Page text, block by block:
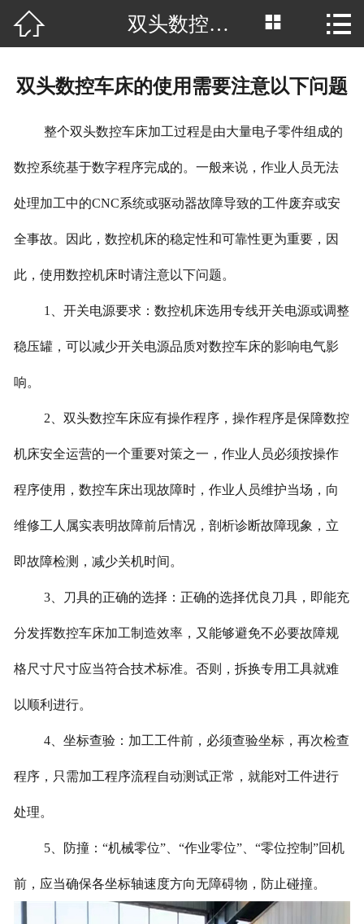
网站首页
荣誉资质
联系我们
 双头数控车床的使用需要注意以下问题  
双头数控车床的使用需要注意以下问题
整个双头数控车床加工过程是由大量电子零件组成的
数控系统基于数字程序完成的。一般来说，作业人员无法
处理加工中的CNC系统或驱动器故障导致的工件废弃或安
全事故。因此，数控机床的稳定性和可靠性更为重要，因
此，使用数控机床时请注意以下问题。
1、开关电源要求：数控机床选用专线开关电源或调整
稳压罐，可以减少开关电源品质对数控车床的影响电气影
响。
2、双头数控车床应有操作程序，操作程序是保障数控
机床安全运营的一个重要对策之一，作业人员必须按操作
程序使用，数控车床出现故障时，作业人员维护当场，向
维修工人属实表明故障前后情况，剖析诊断故障现象，立
即故障检测，减少关机时间。
3、刀具的正确的选择：正确的选择优良刀具，即能充
分发挥数控车床加工制造效率，又能够避免不必要故障规
格尺寸尺寸应当符合技术标准。否则，拆换专用工具就难
以顺利进行。
4、坐标查验：加工工件前，必须查验坐标，再次检查
程序，只需加工程序流程自动测试正常，就能对工件进行
处理。
5、防撞：“机械零位”、“作业零位”、“零位控制”回机
前，应当确保各坐标轴速度方向无障碍物，防止碰撞。